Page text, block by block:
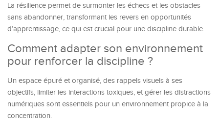
La résilience permet de surmonter les échecs et les obstacles
sans abandonner, transformant les revers en opportunités
d’apprentissage, ce qui est crucial pour une discipline durable.
Comment adapter son environnement
pour renforcer la discipline ?
Un espace épuré et organisé, des rappels visuels à ses
objectifs, limiter les interactions toxiques, et gérer les distractions
numériques sont essentiels pour un environnement propice à la
concentration.